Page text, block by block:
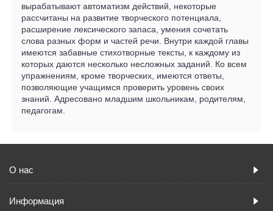
вырабатывают автоматизм действий, некоторые
рассчитаны на развитие творческого потенциала,
расширение лексического запаса, умения сочетать
слова разных форм и частей речи. Внутри каждой главы
имеются забавные стихотворные тексты, к каждому из
которых даются несколько несложных заданий. Ко всем
упражнениям, кроме творческих, имеются ответы,
позволяющие учащимся проверить уровень своих
знаний. Адресовано младшим школьникам, родителям,
педагогам.
О нас
Информация